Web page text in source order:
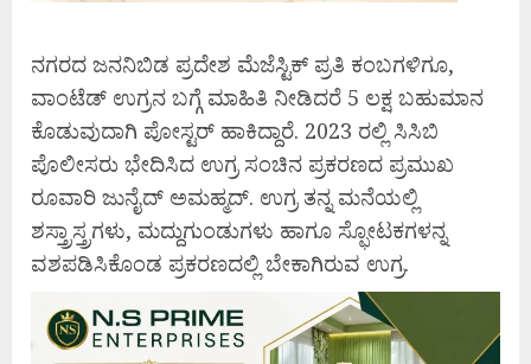
ನಗರದ ಜನನಿಬಿಡ ಪ್ರದೇಶ ಮೆಜೆಸ್ಟಿಕ್ ಪ್ರತಿ ಕಂಬಗಳಿಗೂ,
ವಾಂಟೆಡ್‌ ಉಗ್ರನ ಬಗ್ಗೆ ಮಾಹಿತಿ ನೀಡಿದರೆ 5 ಲಕ್ಷ ಬಹುಮಾನ
ಕೊಡುವುದಾಗಿ ಪೋಸ್ಟರ್ ಹಾಕಿದ್ದಾರೆ. 2023 ರಲ್ಲಿ ಸಿಸಿಬಿ
ಪೊಲೀಸರು ಭೇದಿಸಿದ ಉಗ್ರ ಸಂಚಿನ ಪ್ರಕರಣದ ಪ್ರಮುಖ
ರೂವಾರಿ ಜುನೈದ್ ಅಮಹ್ಮದ್. ಉಗ್ರ ತನ್ನ ಮನೆಯಲ್ಲಿ
ಶಸ್ತ್ರಾಸ್ತ್ರಗಳು, ಮದ್ದುಗುಂಡುಗಳು ಹಾಗೂ ಸ್ಫೋಟಕಗಳನ್ನ
ವಶಪಡಿಸಿಕೊಂಡ ಪ್ರಕರಣದಲ್ಲಿ ಬೇಕಾಗಿರುವ ಉಗ್ರ.